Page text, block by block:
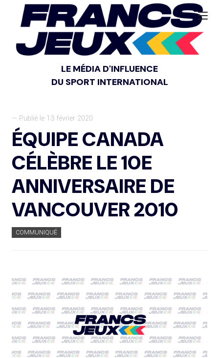
LE MÉDIA D'INFLUENCE
DU SPORT INTERNATIONAL
— Publié le 13 février 2020
ÉQUIPE CANADA
CÉLÈBRE LE 10E
ANNIVERSAIRE DE
VANCOUVER 2010
COMMUNIQUÉ